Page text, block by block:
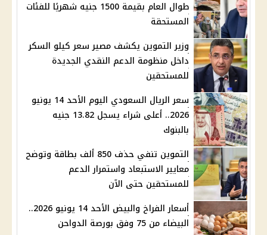
طوال العام بقيمة 1500 جنيه شهريًا للفئات
المستحقة
وزير التموين يكشف مصير سعر كيلو السكر
داخل منظومة الدعم النقدي الجديدة
للمستحقين
سعر الريال السعودي اليوم الأحد 14 يونيو
2026.. أعلى شراء يسجل 13.82 جنيه
بالبنوك
التموين تنفي حذف 850 ألف بطاقة وتوضح
معايير الاستبعاد واستمرار الدعم
للمستحقين حتى الآن
أسعار الفراخ والبيض الأحد 14 يونيو 2026..
البيضاء من 75 وفق بورصة الدواحن